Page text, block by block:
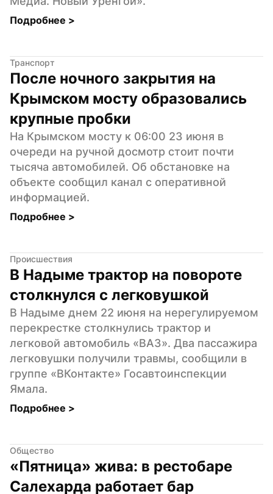
Подробнее >
Транспорт
После ночного закрытия на
Крымском мосту образовались
крупные пробки
На Крымском мосту к 06:00 23 июня в
очереди на ручной досмотр стоит почти
тысяча автомобилей. Об обстановке на
объекте сообщил канал с оперативной
информацией.
Подробнее >
Происшествия
В Надыме трактор на повороте
столкнулся с легковушкой
В Надыме днем 22 июня на нерегулируемом
перекрестке столкнулись трактор и
легковой автомобиль «ВАЗ». Два пассажира
легковушки получили травмы, сообщили в
группе «ВКонтакте» Госавтоинспекции
Ямала.
Подробнее >
Общество
«Пятница» жива: в рестобаре
Салехарда работает бар